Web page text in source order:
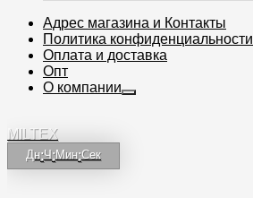
Адрес магазина и Контакты
Политика конфиденциальности
Оплата и доставка
Опт
О компании
MILTEX
Дн:Ч:Мин:Сек